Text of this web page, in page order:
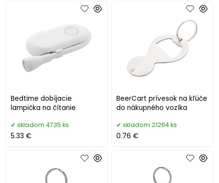
Bedtime dobíjacie
lampička na čítanie
skladom 4735 ks
5.33 €
BeerCart prívesok na kľúče
do nákupného vozíka
skladom 21264 ks
0.76 €